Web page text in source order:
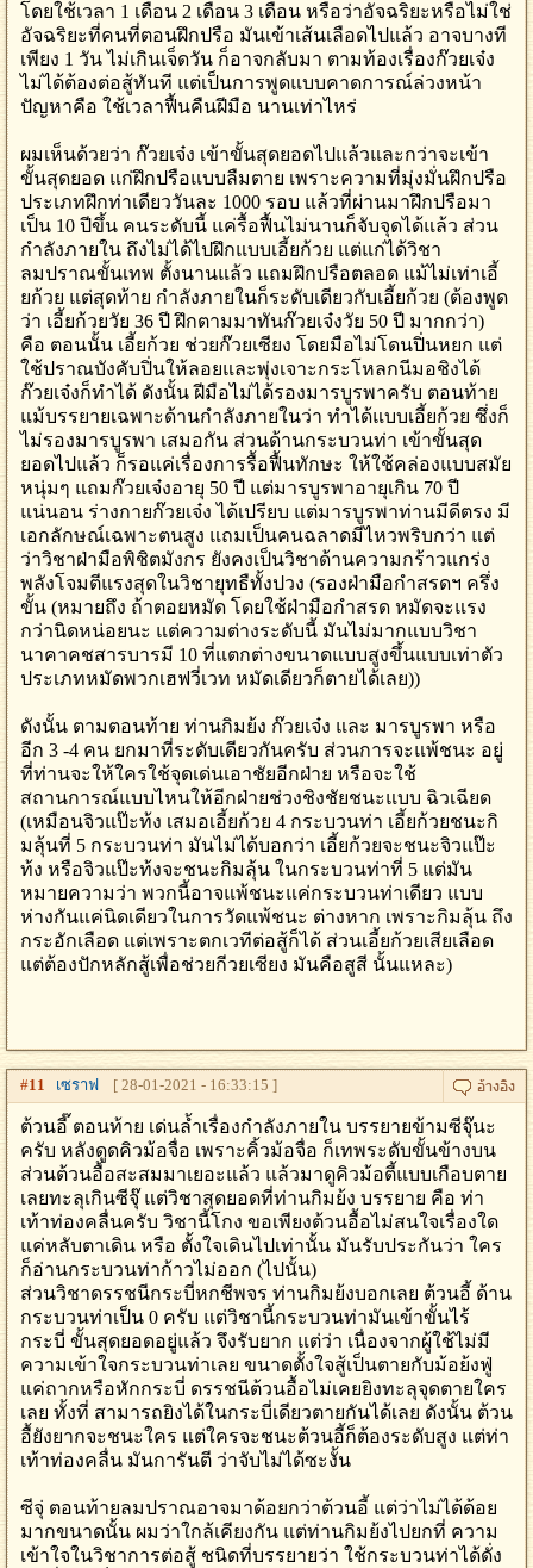
โดยใช้เวลา 1 เดือน 2 เดือน 3 เดือน หรือว่าอัจฉริยะหรือไม่ใช่
อัจฉริยะที่คนที่ตอนฝึกปรือ มันเข้าเส้นเลือดไปแล้ว อาจบางที
เพียง 1 วัน ไม่เกินเจ็ดวัน ก็อาจกลับมา ตามท้องเรื่องก๊วยเจ๋ง
ไม่ได้ต้องต่อสู้ทันที แต่เป็นการพูดแบบคาดการณ์ล่วงหน้า
ปัญหาคือ ใช้เวลาฟื้นคืนฝีมือ นานเท่าไหร่
ผมเห็นด้วยว่า ก๊วยเจ๋ง เข้าขั้นสุดยอดไปแล้วและกว่าจะเข้า
ขั้นสุดยอด แก่ฝึกปรือแบบลืมตาย เพราะความที่มุ่งมั่นฝึกปรือ
ประเภทฝึกท่าเดียววันละ 1000 รอบ แล้วที่ผ่านมาฝึกปรือมา
เป็น 10 ปีขึ้น คนระดับนี้ แค่รื้อฟื้นไม่นานก็จับจุดได้แล้ว ส่วน
กำลังภายใน ถึงไม่ได้ไปฝึกแบบเอี้ยก้วย แต่แก่ได้วิชา
ลมปราณขั้นเทพ ตั้งนานแล้ว แถมฝึกปรือตลอด แม้ไม่เท่าเอี้
ยก้วย แต่สุดท้าย กำลังภายในก็ระดับเดียวกับเอี้ยก้วย (ต้องพูด
ว่า เอี้ยก้วยวัย 36 ปี ฝึกตามมาทันก๊วยเจ๋งวัย 50 ปี มากกว่า)
คือ ตอนนั้น เอี้ยก้วย ช่วยก๊วยเซียง โดยมือไม่โดนปิ่นหยก แต่
ใช้ปราณบังคับปิ่นให้ลอยและพุ่งเจาะกระโหลกนีมอชิงได้
ก๊วยเจ๋งก็ทำได้ ดังนั้น ฝีมือไม่ได้รองมารบูรพาครับ ตอนท้าย
แม้บรรยายเฉพาะด้านกำลังภายในว่า ทำได้แบบเอี้ยก้วย ซึ่งก็
ไม่รองมารบูรพา เสมอกัน ส่วนด้านกระบวนท่า เข้าขั้นสุด
ยอดไปแล้ว ก็รอแค่เรื่องการรื้อฟื้นทักษะ ให้ใช้คล่องแบบสมัย
หนุ่มๆ แถมก๊วยเจ๋งอายุ 50 ปี แต่มารบูรพาอายุเกิน 70 ปี
แน่นอน ร่างกายก๊วยเจ๋ง ได้เปรียบ แต่มารบูรพาท่านมีดีตรง มี
เอกลักษณ์เฉพาะตนสูง แถมเป็นคนฉลาดมีไหวพริบกว่า แต่
ว่าวิชาฝ่ามือพิชิตมังกร ยังคงเป็นวิชาด้านความกร้าวแกร่ง
พลังโจมตีแรงสุดในวิชายุทธืทั้งปวง (รองฝ่ามือกำสรดฯ ครึ่ง
ขั้น (หมายถึง ถ้าตอยหมัด โดยใช้ฝ่ามือกำสรด หมัดจะแรง
กว่านิดหน่อยนะ แต่ความต่างระดับนี้ มันไม่มากแบบวิชา
นาคาคชสารบารมี 10 ที่แตกต่างขนาดแบบสูงขึ้นแบบเท่าตัว
ประเภทหมัดพวกเฮฟวี่เวท หมัดเดียวก็ตายได้เลย))
ดังนั้น ตามตอนท้าย ท่านกิมย้ง ก๊วยเจ๋ง และ มารบูรพา หรือ
อีก 3 -4 คน ยกมาที่ระดับเดียวกันครับ ส่วนการจะแพ้ชนะ อยู่
ที่ท่านจะให้ใครใช้จุดเด่นเอาชัยอีกฝ่าย หรือจะใช้
สถานการณ์แบบไหนให้อีกฝ่ายช่วงชิงชัยชนะแบบ ฉิวเฉียด
(เหมือนจิวแป๊ะท้ง เสมอเอี้ยก้วย 4 กระบวนท่า เอี้ยก้วยชนะกิ
มลุ้นที่ 5 กระบวนท่า มันไม่ได้บอกว่า เอี้ยก้วยจะชนะจิวแป๊ะ
ท้ง หรือจิวแป๊ะท้งจะชนะกิมลุ้น ในกระบวนท่าที่ 5 แต่มัน
หมายความว่า พวกนี้อาจแพ้ชนะแค่กระบวนท่าเดียว แบบ
ห่างกันแค่นิดเดียวในการวัดแพ้ชนะ ต่างหาก เพราะกิมลุ้น ถึง
กระอักเลือด แต่เพราะตกเวทีต่อสู้ก็ได้ ส่วนเอี้ยก้วยเสียเลือด
แต่ต้องปักหลักสู้เพื่อช่วยกีวยเซียง มันคือสูสี นั้นแหละ)
#11 เซราฟ [ 28-01-2021 - 16:33:15 ]
ต้วนอี๊ ตอนท้าย เด่นล้ำเรื่องกำลังภายใน บรรยายข้ามซีจุ๊นะ
ครับ หลังดูดคิวม้อจื่อ เพราะคิ้วม้อจื่อ ก็เทพระดับขั้นข้างบน
ส่วนต้วนอื้อสะสมมาเยอะแล้ว แล้วมาดูคิวม้อตี้แบบเกือบตาย
เลยทะลุเกินซีจุ๊ แต่วิชาสุดยอดที่ท่านกิมย้ง บรรยาย คือ ท่า
เท้าท่องคลื่นครับ วิชานี้โกง ขอเพียงต้วนอื้อไม่สนใจเรื่องใด
แค่หลับตาเดิน หรือ ตั้งใจเดินไปเท่านั้น มันรับประกันว่า ใคร
ก็อ่านกระบวนท่าก้าวไม่ออก (ไปนั้น)
ส่วนวิชาดรรชนีกระบี่หกชีพจร ท่านกิมย้งบอกเลย ต้วนอี้ ด้าน
กระบวนท่าเป็น 0 ครับ แต่วิชานี้กระบวนท่ามันเข้าขั้นไร้
กระบี่ ขั้นสุดยอดอยู่แล้ว จึงรับยาก แต่ว่า เนื่องจากผู้ใช้ไม่มี
ความเข้าใจกระบวนท่าเลย ขนาดตั้งใจสู้เป็นตายกับม้อย้งฟู่
แค่ถากหรือหักกระบี่ ดรรชนีต้วนอื้อไม่เคยยิงทะลุจุดตายใคร
เลย ทั้งที่ สามารถยิงได้ในกระบี่เดียวตายกันได้เลย ดังนั้น ต้วน
อื้ยังยากจะชนะใคร แต่ใครจะชนะต้วนอี้ก็ต้องระดับสูง แต่ท่า
เท้าท่องคลื่น มันการันตี ว่าจับไม่ได้ซะงั้น
ซีจุ่ ตอนท้ายลมปราณอาจมาด้อยกว่าต้วนอี้ แต่ว่าไม่ได้ด้อย
มากขนาดนั้น ผมว่าใกล้เคียงกัน แต่ท่านกิมย้งไปยกที่ ความ
เข้าใจในวิชาการต่อสู้ ชนิดที่บรรยายว่า ใช้กระบวนท่าได้ดั่ง